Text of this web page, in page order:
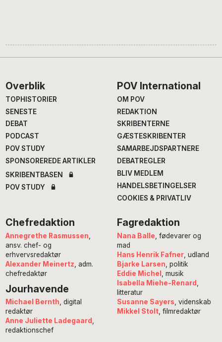
Footer
Overblik
TOPHISTORIER
SENESTE
DEBAT
PODCAST
POV STUDY
SPONSOREREDE ARTIKLER
SKRIBENTBASEN
POV STUDY
POV International
OM POV
REDAKTION
SKRIBENTERNE
GÆSTESKRIBENTER
SAMARBEJDSPARTNERE
DEBATREGLER
BLIV MEDLEM
HANDELSBETINGELSER
COOKIES & PRIVATLIV
Chefredaktion
Annegrethe Rasmussen
ansv. chef- og
erhvervsredaktør
Alexander Meinertz , adm.
chefredaktør
Jourhavende
Michael Bernth, digital
redaktør
Anne Juliette Ladegaard ,
redaktionschef
Fagredaktion
Nana Balle , fødevarer og
mad
Hans Henrik Fafner, udland
Bjarke Larsen , politik
Eddie Michel
, musik
Isabella Miehe-Renard
litteratur
Susanne Sayers , videnskab
Mikkel Stolt, filmredaktør